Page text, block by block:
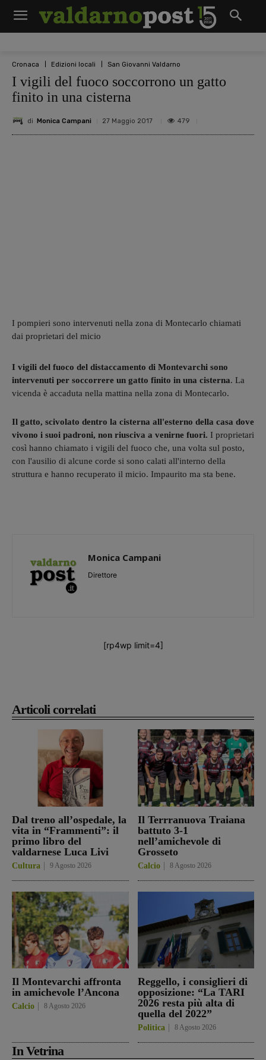
Cronaca Edizioni locali San Giovanni Valdarno
I vigili del fuoco soccorrono un gatto
finito in una cisterna
di Monica Campani 27 Maggio 2017 479
Articoli correlati
Dal treno all’ospedale, la
vita in “Frammenti”: il
primo libro del
valdarnese Luca Livi
Cultura 9 Agosto 2026
Il Terrranuova Traiana
battuto 3-1
nell’amichevole di
Grosseto
Calcio 8 Agosto 2026
Il Montevarchi affronta
in amichevole l’Ancona
Calcio 8 Agosto 2026
Reggello, i consiglieri di
opposizione: “La TARI
2026 resta più alta di
quella del 2022”
Politica 8 Agosto 2026
In Vetrina
I pompieri sono intervenuti nella zona di Montecarlo chiamati
dai proprietari del micio
I vigili del fuoco del distaccamento di Montevarchi sono
intervenuti per soccorrere un gatto finito in una cisterna. La
vicenda è accaduta nella mattina nella zona di Montecarlo.
Il gatto, scivolato dentro la cisterna all'esterno della casa dove
vivono i suoi padroni, non riusciva a venirne fuori. I proprietari
così hanno chiamato i vigili del fuoco che, una volta sul posto,
con l'ausilio di alcune corde si sono calati all'interno della
struttura e hanno recuperato il micio. Impaurito ma sta bene.
Monica Campani
Direttore
[rp4wp limit=4]